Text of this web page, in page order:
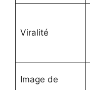
Viralité
Image de